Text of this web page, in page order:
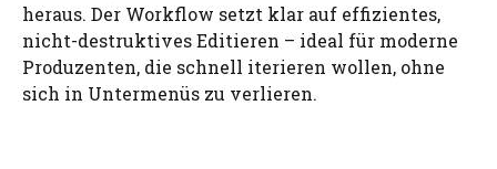
heraus. Der Workflow setzt klar auf effizientes,
nicht-destruktives Editieren – ideal für moderne
Produzenten, die schnell iterieren wollen, ohne
sich in Untermenüs zu verlieren.